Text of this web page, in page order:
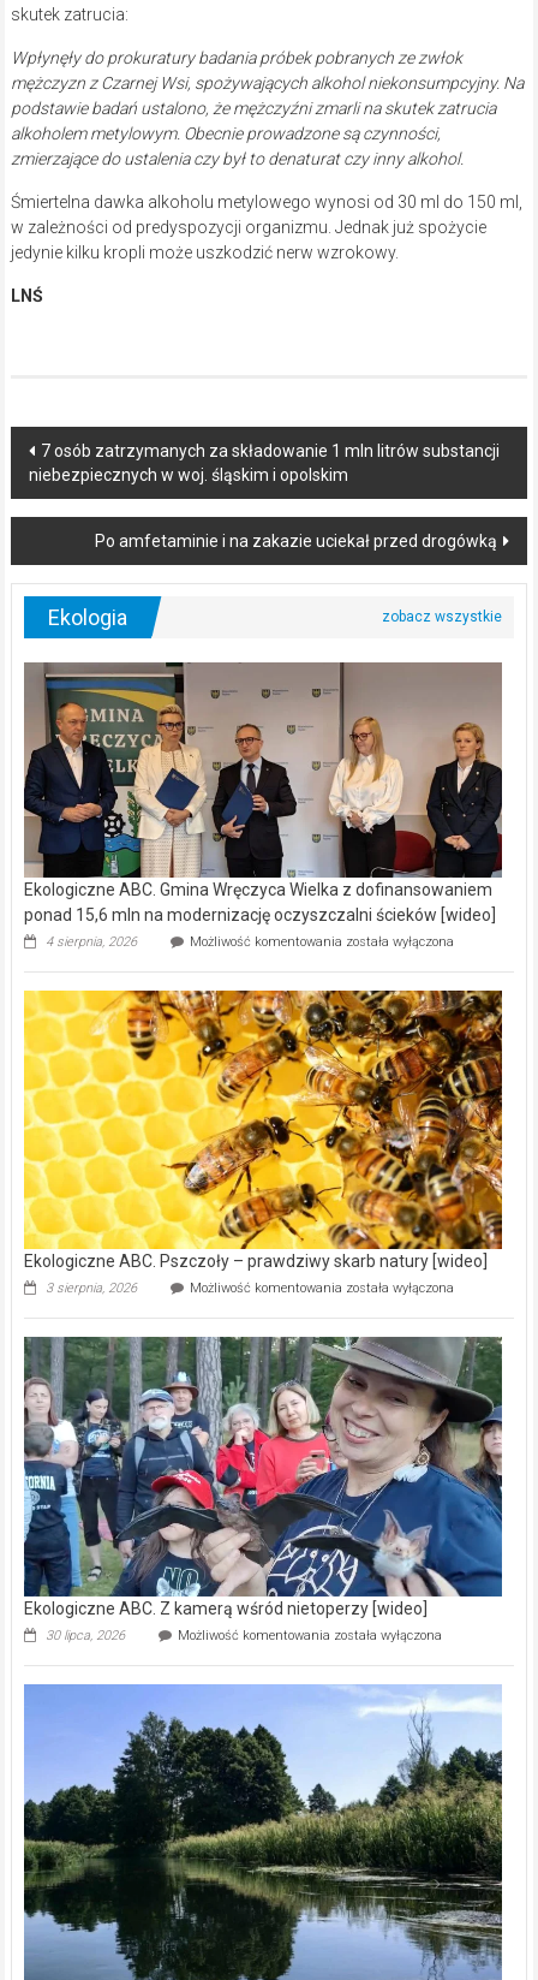
skutek zatrucia:
Wpłynęły do prokuratury badania próbek pobranych ze zwłok
mężczyzn z Czarnej Wsi, spożywających alkohol niekonsumpcyjny. Na
podstawie badań ustalono, że mężczyźni zmarli na skutek zatrucia
alkoholem metylowym. Obecnie prowadzone są czynności,
zmierzające do ustalenia czy był to denaturat czy inny alkohol.
Śmiertelna dawka alkoholu metylowego wynosi od 30 ml do 150 ml,
w zależności od predyspozycji organizmu. Jednak już spożycie
jedynie kilku kropli może uszkodzić nerw wzrokowy.
LNŚ
Post
navigation
7 osób zatrzymanych za składowanie 1 mln litrów substancji
niebezpiecznych w woj. śląskim i opolskim
Po amfetaminie i na zakazie uciekał przed drogówką
Ekologia
Ekologiczne ABC. Gmina Wręczyca Wielka z dofinansowaniem
ponad 15,6 mln na modernizację oczyszczalni ścieków [wideo]
4 sierpnia, 2026 Możliwość komentowania Ekologiczne
Wręczyca
Wielka
z
dofinansowaniem
ponad
15,6
mln
na
modernizację
oczyszczalni
ścieków
[wideo]
została wyłączona
Ekologiczne ABC. Pszczoły – prawdziwy skarb natury [wideo]
3 sierpnia, 2026 Możliwość komentowania Ekologiczne
–
prawdziwy
skarb
natury
[wideo]
została wyłączona
Ekologiczne ABC. Z kamerą wśród nietoperzy [wideo]
30 lipca, 2026 Możliwość komentowania Ekologiczne
kamerą
wśród
została wyłączona